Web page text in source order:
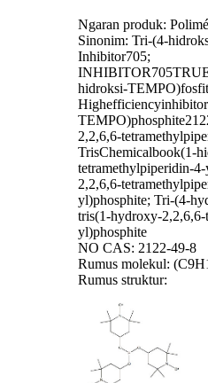
Ngaran produk:
Sinonim: Tri-(4-
Inhibitor705;
hidroksi-
2,2,6,6-
TrisChemicalbook(1-
tetramethylpiperidin-
2,2,6,6-
yl)phosphite; Tri-(4-
tris(1-hydroxy-
yl)phosphite
NO CAS: 2122-49-8
Rumus molekul:
Rumus struktur: